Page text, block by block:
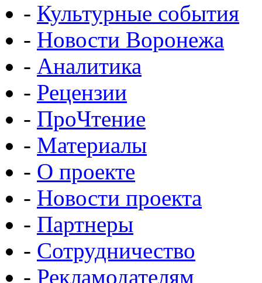
- Культурные события
- Новости Воронежа
- Аналитика
- Рецензии
- ПроЧтение
- Материалы
- О проекте
- Новости проекта
- Партнеры
- Сотрудничество
- Рекламодателям